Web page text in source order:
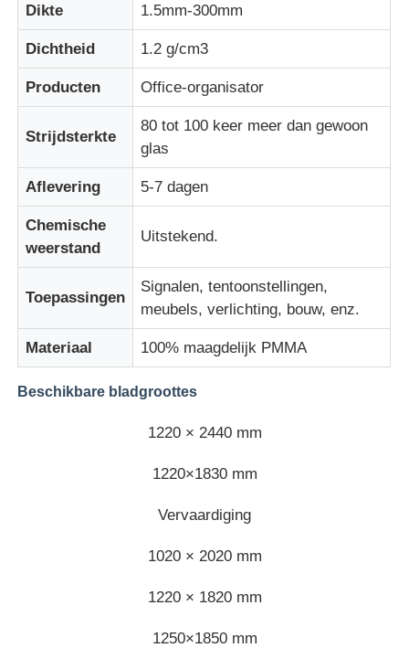
Thuis
Producten
Over ons
Fabrieksreis
Dikte 1.5mm-300mm
Dichtheid 1.2 g/cm3
Producten Office-organisator
Strijdsterkte
80 tot 100 keer meer dan gewoon
glas
Aflevering 5-7 dagen
Chemische
weerstand
Uitstekend.
Toepassingen
Signalen, tentoonstellingen,
meubels, verlichting, bouw, enz.
Materiaal 100% maagdelijk PMMA
Beschikbare bladgroottes
1220 × 2440 mm
1220×1830 mm
Vervaardiging
1020 × 2020 mm
1220 × 1820 mm
1250×1850 mm